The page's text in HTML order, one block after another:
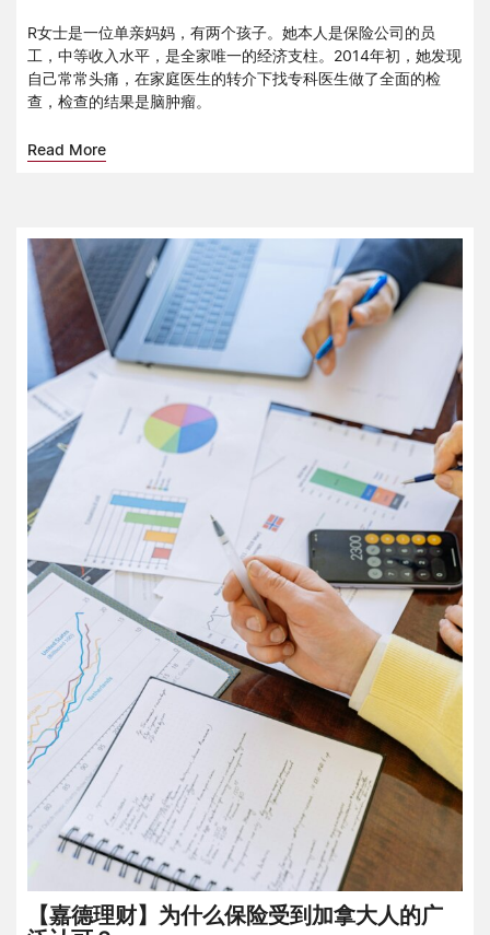
R女士是一位单亲妈妈，有两个孩子。她本人是保险公司的员
工，中等收入水平，是全家唯一的经济支柱。2014年初，她发现
自己常常头痛，在家庭医生的转介下找专科医生做了全面的检
查，检查的结果是脑肿瘤。
Read More
【嘉德理财】为什么保险受到加拿大人的广